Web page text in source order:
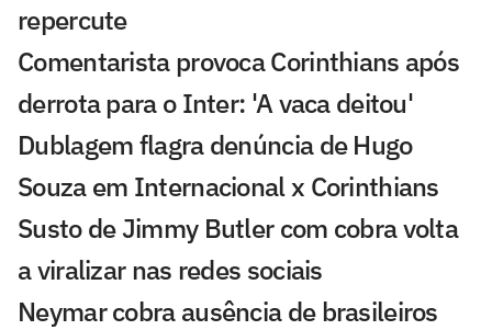
repercute
Comentarista provoca Corinthians após
derrota para o Inter: 'A vaca deitou'
Dublagem flagra denúncia de Hugo
Souza em Internacional x Corinthians
Susto de Jimmy Butler com cobra volta
a viralizar nas redes sociais
Neymar cobra ausência de brasileiros